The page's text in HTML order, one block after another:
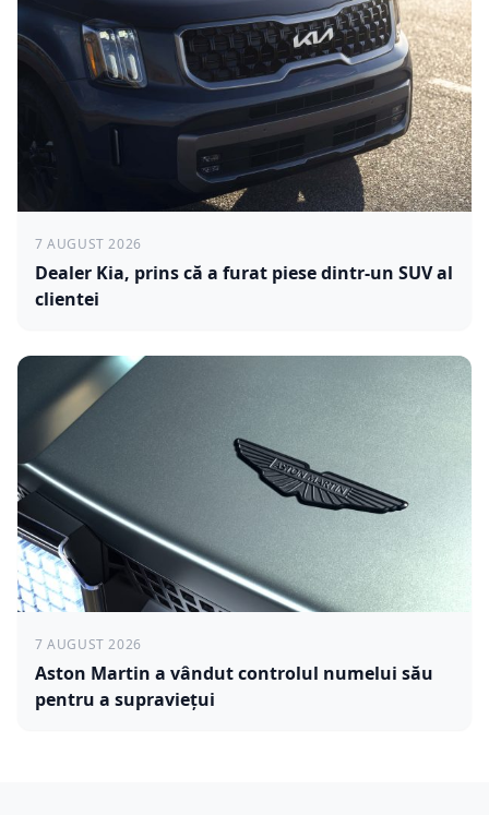
7 AUGUST 2026
Dealer Kia, prins că a furat piese dintr-un SUV al
clientei
7 AUGUST 2026
Aston Martin a vândut controlul numelui său
pentru a supraviețui